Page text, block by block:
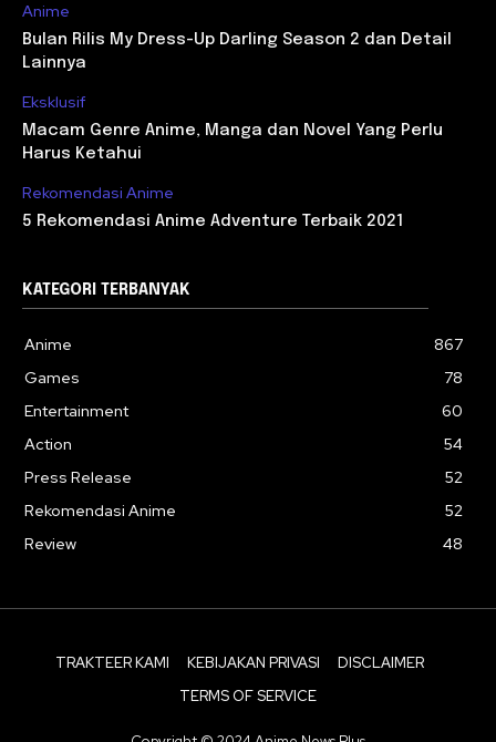
Anime
Bulan Rilis My Dress-Up Darling Season 2 dan Detail
Lainnya
Eksklusif
Macam Genre Anime, Manga dan Novel Yang Perlu
Harus Ketahui
Rekomendasi Anime
5 Rekomendasi Anime Adventure Terbaik 2021
KATEGORI TERBANYAK
Anime
867
Games
78
Entertainment
60
Action
54
Press Release
52
Rekomendasi Anime
52
Review
48
TRAKTEER KAMI KEBIJAKAN PRIVASI
DISCLAIMER
TERMS OF SERVICE